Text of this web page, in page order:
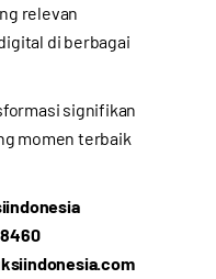
relevan
di berbagai
signifikan
momen terbaik